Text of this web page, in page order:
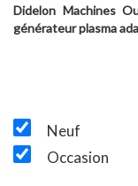
Didelon Machines
générateur plasma
Neuf
Occasion